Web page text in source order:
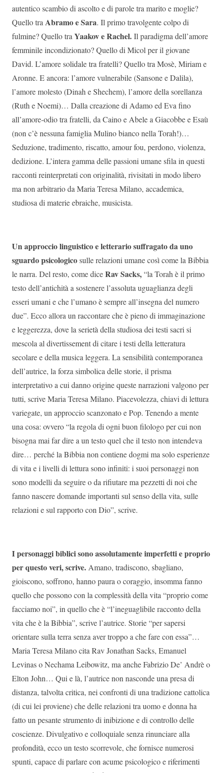
autentico scambio di ascolto e di parole tra marito e moglie?
Quello tra Abramo e Sara. Il primo travolgente colpo di
fulmine? Quello tra Yaakov e Rachel.Il paradigma dell’amore
femminile incondizionato? Quello di Micol per il giovane
David. L’amore solidale tra fratelli? Quello tra Mosè, Miriam e
Aronne. E ancora: l’amore vulnerabile (Sansone e Dalila),
l’amore molesto (Dinah e Shechem), l’amore della sorellanza
(Ruth e Noemi)… Dalla creazione di Adamo ed Eva fino
all’amore-odio tra fratelli, da Caino e Abele a Giacobbe e Esaù
(non c’è nessuna famiglia Mulino bianco nella Torah!)…
Seduzione, tradimento, riscatto, amour fou, perdono, violenza,
dedizione. L’intera gamma delle passioni umane sfila in questi
racconti reinterpretati con originalità, rivisitati in modo libero
ma non arbitrario da Maria Teresa Milano, accademica,
studiosa di materie ebraiche, musicista.
Un approccio linguistico e letterario suffragato da uno
sguardo psicologicosulle relazioni umane così come la Bibbia
le narra. Del resto, come diceRav Sacks,“la Torah è il primo
testo dell’antichità a sostenere l’assoluta uguaglianza degli
esseri umani e che l’umano è sempre all’insegna del numero
due”. Ecco allora un raccontare che è pieno di immaginazione
e leggerezza, dove la serietà della studiosa dei testi sacri si
mescola al divertissement di citare i testi della letteratura
secolare e della musica leggera. La sensibilità contemporanea
dell’autrice, la forza simbolica delle storie, il prisma
interpretativo a cui danno origine queste narrazioni valgono per
tutti, scrive Maria Teresa Milano. Piacevolezza, chiavi di lettura
variegate, un approccio scanzonato e Pop. Tenendo a mente
una cosa: ovvero “la regola di ogni buon filologo per cui non
bisogna mai far dire a un testo quel che il testo non intendeva
dire… perché la Bibbia non contiene dogmi ma solo esperienze
di vita e i livelli di lettura sono infiniti: i suoi personaggi non
sono modelli da seguire o da rifiutare ma pezzetti di noi che
fanno nascere domande importanti sul senso della vita, sulle
relazioni e sul rapporto con Dio”, scrive.
I personaggi biblici sono assolutamente imperfetti e proprio
per questo veri, scrive. Amano, tradiscono, sbagliano,
gioiscono, soffrono, hanno paura o coraggio, insomma fanno
quello che possono con la complessità della vita “proprio come
facciamo noi”, in quello che è “l’ineguaglibile racconto della
vita che è la Bibbia”, scrive l’autrice. Storie “per sapersi
orientare sulla terra senza aver troppo a che fare con essa”…
Maria Teresa Milano cita Rav Jonathan Sacks, Emanuel
Levinas o Nechama Leibowitz, ma anche Fabrizio De’ Andrè o
Elton John… Qui e là, l’autrice non nasconde una presa di
distanza, talvolta critica, nei confronti di una tradizione cattolica
(di cui lei proviene) che delle relazioni tra uomo e donna ha
fatto un pesante strumento di inibizione e di controllo delle
coscienze. Divulgativo e colloquiale senza rinunciare alla
profondità, ecco un testo scorrevole, che fornisce numerosi
spunti, capace di parlare con acume psicologico e riferimenti